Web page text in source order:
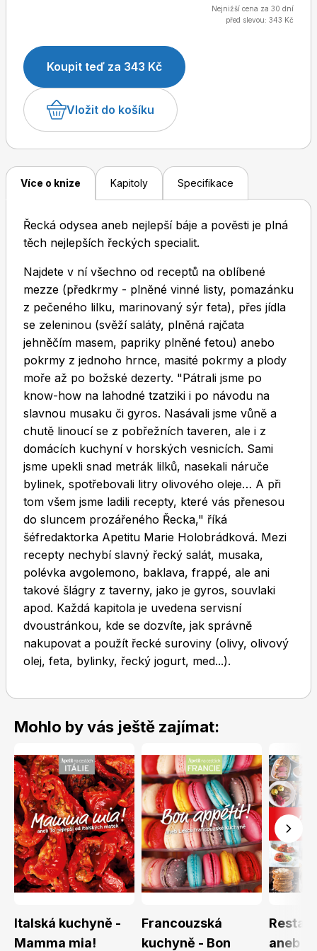
Dětské časopisy
Burda Best of
Burda Kids
Toprecepty.cz
prozářeného Řecka," říká šéfredaktorka Apetitu
Marie Holobrádková. Mezi recepty nechybí slavný
řecký salát, musaka, polévka avgolemono, baklava,
frappé, ale ani takové šlágry z taverny, jako je gyros,
souvlaki apod. Každá kapitola je uvedena servisní
dvoustránkou, kde se dozvíte, jak správně
nakupovat a použít řecké suroviny (olivy, olivový
olej, feta, bylinky, řecký jogurt, med...).
Nejnižší cena za 30 dní
před slevou: 343 Kč
Koupit teď za 343 Kč
Vložit do košíku
Více o knize Kapitoly Specifikace
Řecká odysea aneb nejlepší báje a pověsti je plná
těch nejlepších řeckých specialit.
Najdete v ní všechno od receptů na oblíbené
mezze (předkrmy - plněné vinné listy, pomazánku
z pečeného lilku, marinovaný sýr feta), přes jídla
se zeleninou (svěží saláty, plněná rajčata
jehněčím masem, papriky plněné fetou) anebo
pokrmy z jednoho hrnce, masité pokrmy a plody
moře až po božské dezerty. "Pátrali jsme po
know-how na lahodné tzatziki i po návodu na
slavnou musaku či gyros. Nasávali jsme vůně a
chutě linoucí se z pobřežních taveren, ale i z
domácích kuchyní v horských vesnicích. Sami
jsme upekli snad metrák lilků, nasekali náruče
bylinek, spotřebovali litry olivového oleje… A při
tom všem jsme ladili recepty, které vás přenesou
do sluncem prozářeného Řecka," říká
šéfredaktorka Apetitu Marie Holobrádková. Mezi
recepty nechybí slavný řecký salát, musaka,
polévka avgolemono, baklava, frappé, ale ani
takové šlágry z taverny, jako je gyros, souvlaki
apod. Každá kapitola je uvedena servisní
dvoustránkou, kde se dozvíte, jak správně
nakupovat a použít řecké suroviny (olivy, olivový
olej, feta, bylinky, řecký jogurt, med...).
Mohlo by vás ještě zajímat:
Italská kuchyně -
Mamma mia!
Francouzská
kuchyně - Bon
aneb